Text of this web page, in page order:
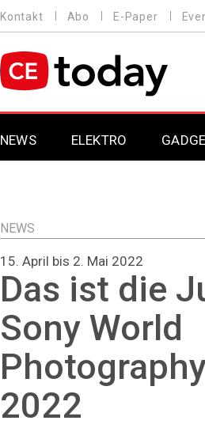
Kontakt Abo E-Paper
MAIN NAVIGATION
NEWS ELEKTRO
NEWS
15. April bis 2. Mai 2022
Das ist die
Sony World
2022